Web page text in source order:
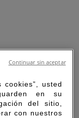
usted
en su
del sitio,
con nuestros
Continuar sin aceptar